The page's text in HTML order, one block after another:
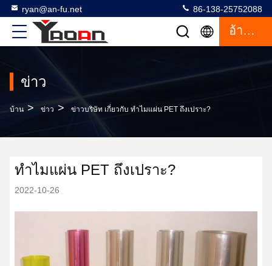
ryan@an-fu.net 86-138-25752088
อ้างอิง
ข่าว
บ้าน > ข่าว > ข่าวบริษัท เกี่ยวกับ ทำไมแผ่น PET ถึงเปราะ?
ทำไมแผ่น PET ถึงเปราะ?
2022-10-26